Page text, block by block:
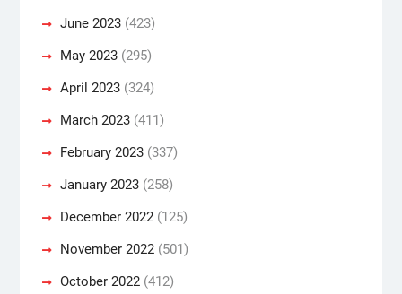
June 2023(423)
May 2023(295)
April 2023(324)
March 2023(411)
February 2023(337)
January 2023(258)
December 2022(125)
November 2022(501)
October 2022(412)